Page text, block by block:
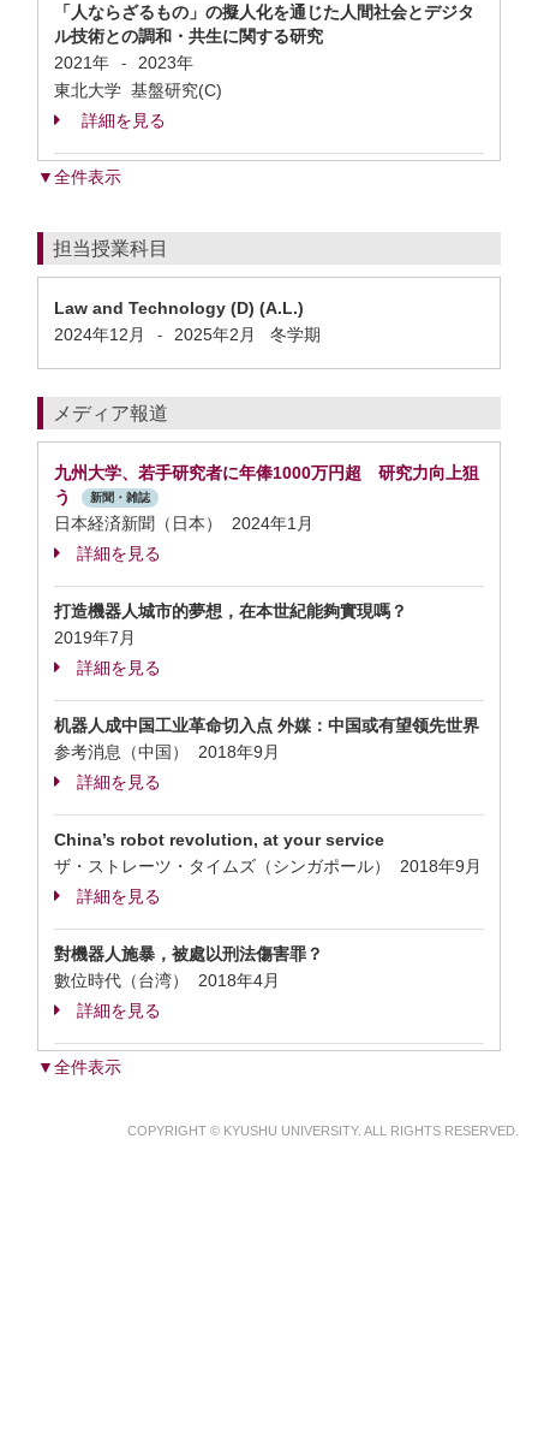
「人ならざるもの」の擬人化を通じた人間社会とデジタ
ル技術との調和・共生に関する研究
2021年
-
2023年
東北大学 基盤研究(C)
詳細を見る
▼全件表示
担当授業科目
Law and Technology (D) (A.L.)
2024年12月
- 2025年2月 冬学期
メディア報道
九州⼤学、若⼿研究者に年俸1000万円超 研究⼒向上狙
う
新聞・雑誌
日本経済新聞（日本） 2024年1月
詳細を見る
打造機器人城市的夢想，在本世紀能夠實現嗎？
2019年7月
詳細を見る
机器人成中国工业革命切入点 外媒：中国或有望领先世界
参考消息（中国） 2018年9月
詳細を見る
China’s robot revolution, at your service
ザ・ストレーツ・タイムズ（シンガポール） 2018年9月
詳細を見る
對機器人施暴，被處以刑法傷害罪？
數位時代（台湾） 2018年4月
詳細を見る
▼全件表示
COPYRIGHT © KYUSHU UNIVERSITY. ALL RIGHTS RESERVED.